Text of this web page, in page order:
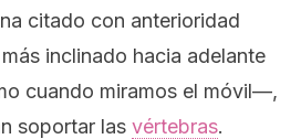
citado con anterioridad
inclinado hacia adelante
cuando miramos el móvil—,
soportar las vértebras.